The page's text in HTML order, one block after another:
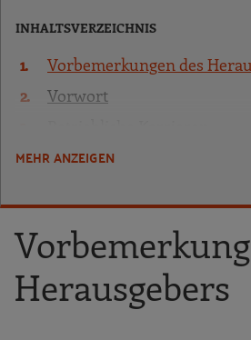
INHALTSVERZEICHNIS
Vorbemerkungen des
Vorwort
Abgrenzung des
Karrieremanagement
Expertenlaufbahnen
Abgrenzung von
MEHR ANZEIGEN
Herausgebers